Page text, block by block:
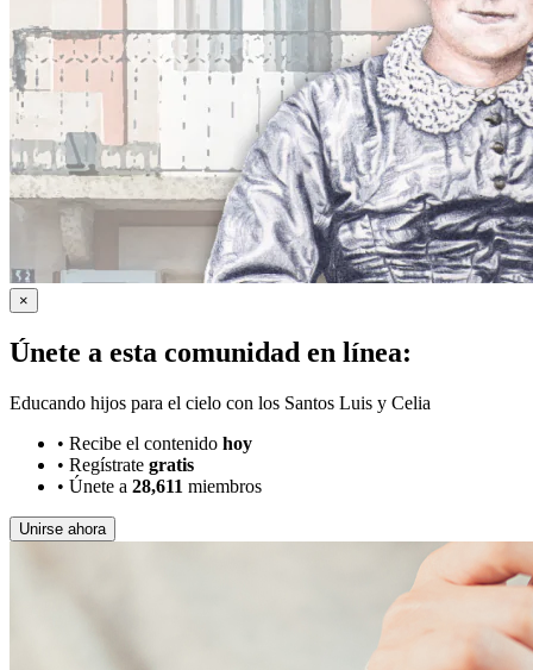
×
Únete a esta comunidad en línea:
Educando hijos para el cielo con los Santos Luis y Celia
• Recibe el contenido hoy
• Regístrate gratis
• Únete a 28,611 miembros
Unirse ahora